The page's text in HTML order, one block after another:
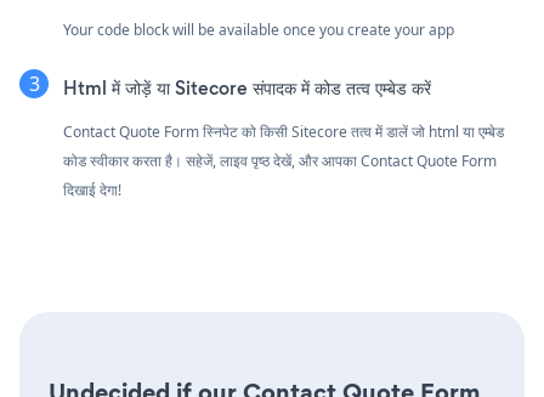
Your code block will be available once you create your app
Html में जोड़ें या Sitecore संपादक में कोड तत्व एम्बेड करें
Contact Quote Form स्निपेट को किसी Sitecore तत्व में डालें जो html या एम्बेड
कोड स्वीकार करता है। सहेजें, लाइव पृष्ठ देखें, और आपका Contact Quote Form
दिखाई देगा!